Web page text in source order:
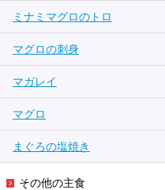
ミナミマグロのトロ
マグロの刺身
マガレイ
マグロ
まぐろの塩焼き
その他の主食